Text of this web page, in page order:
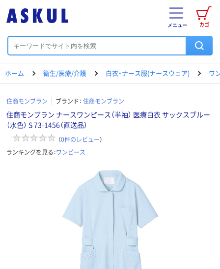
カゴ
メニュー
ホーム 衛生/医療/介護 白衣・ナース服(ナースウェア) ワ
住商モンブラン ブランド： 住商モンブラン
住商モンブラン ナースワンピース（半袖） 医療白衣 サックスブルー
（水色） S 73-1456（直送品）
（0件のレビュー）
ランキングを見る：ワンピース